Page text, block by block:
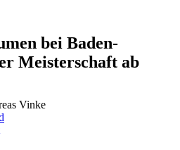
bei Baden-
Meisterschaft ab
Vinke